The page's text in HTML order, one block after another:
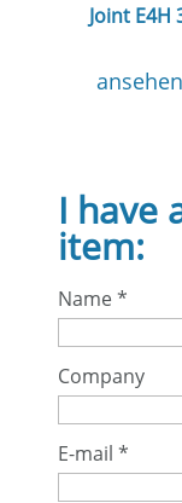
Joint E4H
I have
item:
Name*
Company
E-mail *